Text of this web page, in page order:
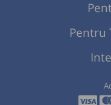
Pentru